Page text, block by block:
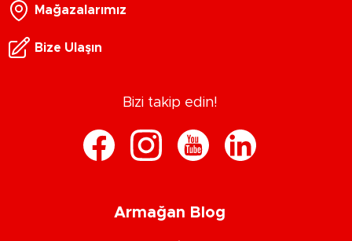
Mağazalarımız
Bize Ulaşın
Bizi takip edin!
Armağan Blog